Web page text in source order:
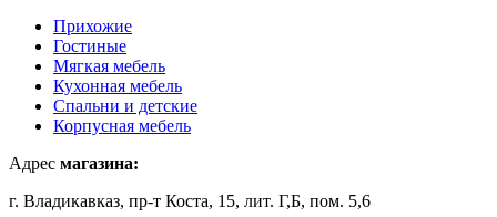
Прихожие
Гостиные
Мягкая мебель
Кухонная мебель
Спальни и детские
Корпусная мебель
Адрес магазина:
г. Владикавказ, пр-т Коста, 15, лит. Г,Б, пом. 5,6